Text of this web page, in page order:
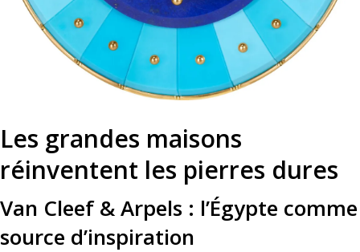
Les grandes maisons
réinventent les pierres dures
Van Cleef & Arpels : l’Égypte comme
source d’inspiration